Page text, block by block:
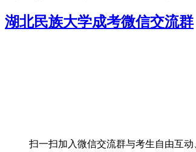
湖北民族大学成考微信交流群
扫一扫加入微信交流群与考生自由互动